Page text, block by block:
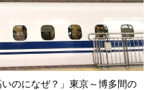
いのになぜ？」東京～博多間の